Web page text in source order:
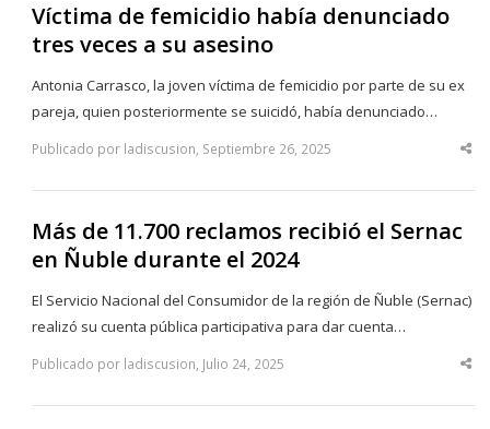
Víctima de femicidio había denunciado
tres veces a su asesino
Antonia Carrasco, la joven víctima de femicidio por parte de su ex
pareja, quien posteriormente se suicidó, había denunciado…
Publicado por ladiscusion, Septiembre 26, 2025
Más de 11.700 reclamos recibió el Sernac
en Ñuble durante el 2024
El Servicio Nacional del Consumidor de la región de Ñuble (Sernac)
realizó su cuenta pública participativa para dar cuenta…
Publicado por ladiscusion, Julio 24, 2025